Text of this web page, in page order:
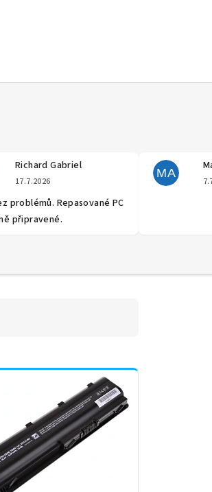
hvězdiček.
Richard Gabriel
Hodnocení obchodu je 5 z 5
17.7.2026
problémů. Repasované PC
připravené.
MA